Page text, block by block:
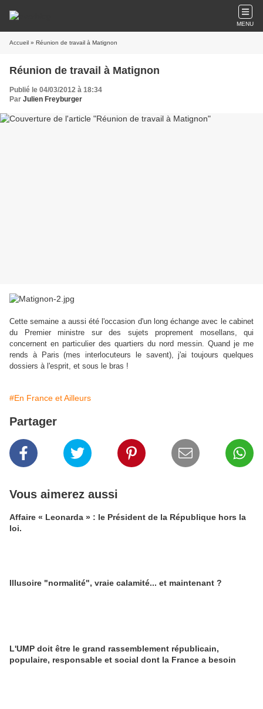
MENU
Accueil » Réunion de travail à Matignon
Réunion de travail à Matignon
Publié le 04/03/2012 à 18:34
Par Julien Freyburger
Cette semaine a aussi été l'occasion d'un long échange avec le cabinet
du Premier ministre sur des sujets proprement mosellans, qui
concernent en particulier des quartiers du nord messin. Quand je me
rends à Paris (mes interlocuteurs le savent), j'ai toujours quelques
dossiers à l'esprit, et sous le bras !
#En France et Ailleurs
Partager
Vous aimerez aussi
Affaire « Leonarda » : le Président de la République hors la
loi.
Illusoire "normalité", vraie calamité... et maintenant ?
L'UMP doit être le grand rassemblement républicain,
populaire, responsable et social dont la France a besoin